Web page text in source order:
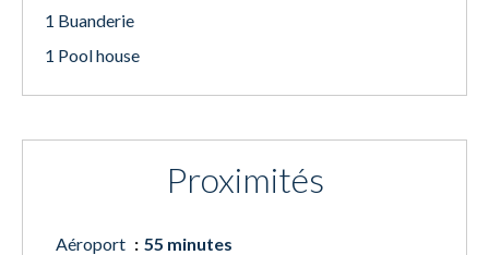
1 Buanderie
1 Pool house
Proximités
Aéroport 55 minutes